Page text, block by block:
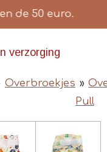
verzorging
de 50 euro.
Overbroekjes »
Pull